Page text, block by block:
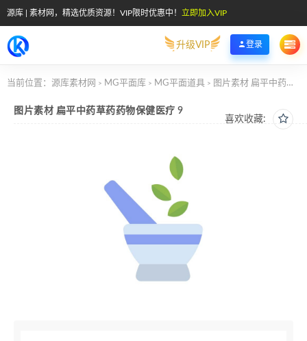
源库 | 素材网，精选优质资源！VIP限时优惠中！ 立即加入VIP
升级VIP 登录
当前位置： 源库素材网 > MG平面库 > MG平面道具 > 图片素材 扁平中药草药药物保健医疗 9
喜欢收藏:
图片素材 扁平中药草药药物保健医疗 9